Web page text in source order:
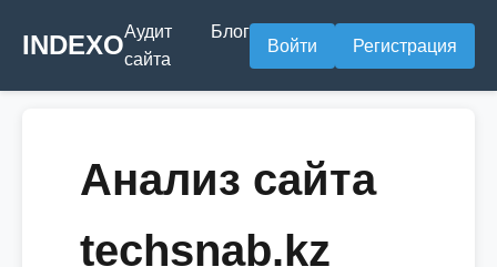
INDEXOАудит
сайта
Блог
Войти Регистрация
Анализ сайта
techsnab.kz